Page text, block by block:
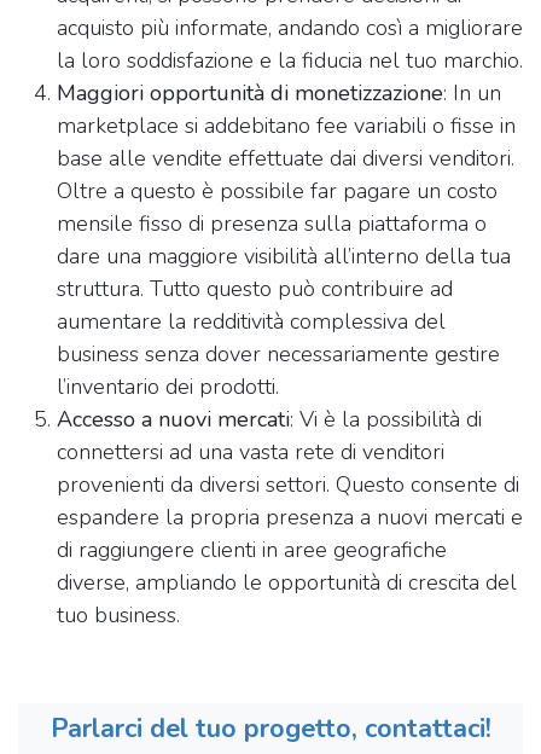
acquisto più informate, andando così a migliorare
la loro soddisfazione e la fiducia nel tuo marchio.
Maggiori opportunità di monetizzazione: In un
marketplace si addebitano fee variabili o fisse in
base alle vendite effettuate dai diversi venditori.
Oltre a questo è possibile far pagare un costo
mensile fisso di presenza sulla piattaforma o
dare una maggiore visibilità all’interno della tua
struttura. Tutto questo può contribuire ad
aumentare la redditività complessiva del
business senza dover necessariamente gestire
l’inventario dei prodotti.
Accesso a nuovi mercati: Vi è la possibilità di
connettersi ad una vasta rete di venditori
provenienti da diversi settori. Questo consente di
espandere la propria presenza a nuovi mercati e
di raggiungere clienti in aree geografiche
diverse, ampliando le opportunità di crescita del
tuo business.
Parlarci del tuo progetto, contattaci!